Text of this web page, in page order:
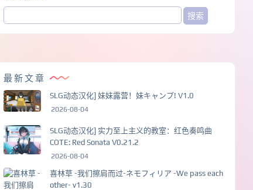
最新文章
SLG动态汉化] 妹妹露营！妹キャンプ! V1.0
2026-08-04
SLG动态汉化] 实力至上主义的教室：红色奏鸣曲
COTE: Red Sonata V0.21.2
2026-08-04
喜林草 -我们擦肩而过-ネモフィリア -We pass each
other- v1.30